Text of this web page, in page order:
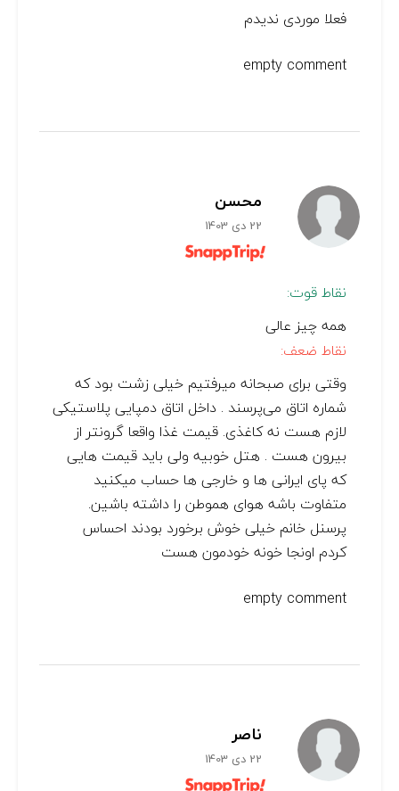
فعلا موردی ندیدم
empty comment
محسن
22 دی 1403
نقاط قوت:
همه چیز عالی
نقاط ضعف:
وقتی برای صبحانه میرفتیم خیلی زشت بود که
شماره اتاق می‌پرسند . داخل اتاق دمپایی پلاستیکی
لازم هست نه کاغذی. قیمت غذا واقعا گرونتر از
بیرون هست . هتل خوبیه ولی باید قیمت هایی
که پای ایرانی ها و خارجی ها حساب میکنید
متفاوت باشه هوای هموطن را داشته باشین.
پرسنل خانم خیلی خوش برخورد بودند احساس
کردم اونجا خونه خودمون هست
empty comment
ناصر
22 دی 1403